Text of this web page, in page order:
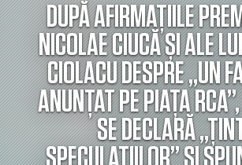
DUPĂ AFIRMAȚIILE
NICOLAE CIUCĂ ȘI ALE
CIOLACU DESPRE „UN
ANUNȚAT PE PIAȚA
SE DECLARĂ
SPECULAȚIILOR” ȘI